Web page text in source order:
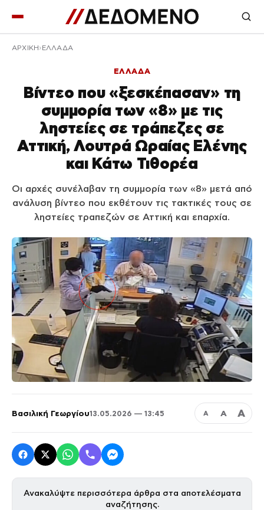
ΑΡΧΙΚΉ ΕΛΛΑΔΑ
ΕΛΛΑΔΑ
Βίντεο που «ξεσκέπασαν» τη
συμμορία των «8» με τις
ληστείες σε τράπεζες σε
Αττική, Λουτρά Ωραίας Ελένης
και Κάτω Τιθορέα
Οι αρχές συνέλαβαν τη συμμορία των «8» μετά από
ανάλυση βίντεο που εκθέτουν τις τακτικές τους σε
ληστείες τραπεζών σε Αττική και επαρχία.
Βασιλική Γεωργίου13.05.2026 — 13:45 Α Α Α
Ανακαλύψτε περισσότερα άρθρα στα αποτελέσματα
αναζήτησης.